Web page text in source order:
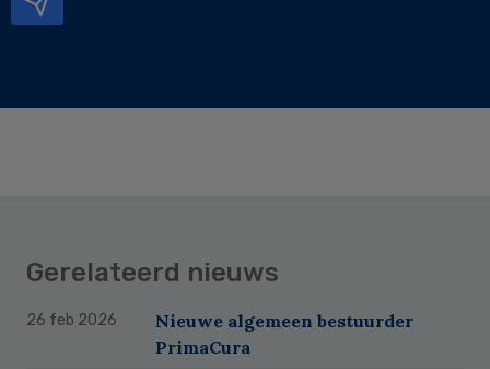
Gerelateerd nieuws
26 feb 2026
Nieuwe algemeen bestuurder
PrimaCura